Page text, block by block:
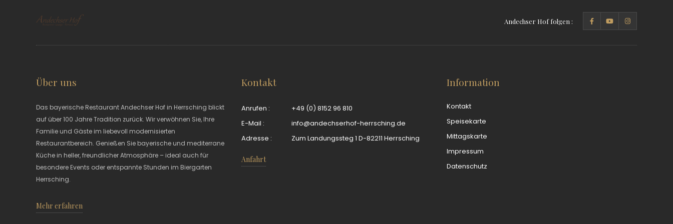
Andechser Hof folgen :
Über uns
Das bayerische Restaurant Andechser Hof in Herrsching blickt
auf über 100 Jahre Tradition zurück. Wir verwöhnen Sie, Ihre
Familie und Gäste im liebevoll modernisierten
Restaurantbereich. Genießen Sie bayerische und mediterrane
Küche in heller, freundlicher Atmosphäre – ideal auch für
besondere Events oder entspannte Stunden im Biergarten
Herrsching.
Mehr erfahren
Kontakt
Anrufen :
+49 (0) 8152 96 810
E-Mail :
info@andechserhof-herrsching.de
Adresse :
Zum Landungssteg 1 D-82211 Herrsching
Anfahrt
Information
Kontakt
Speisekarte
Mittagskarte
Impressum
Datenschutz